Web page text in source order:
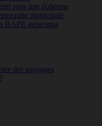
sous une éolienne
municipale
BAPE générique
des paysages